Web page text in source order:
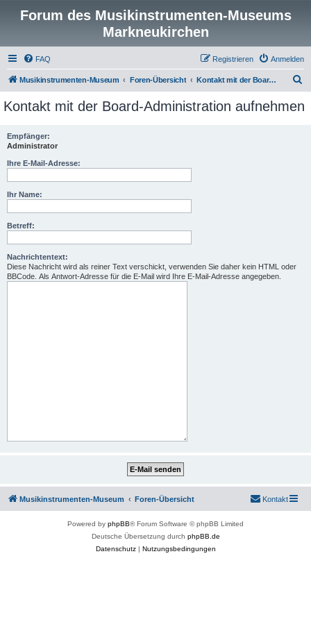
Forum des Musikinstrumenten-Museums
Markneukirchen
FAQ Anmelden
Registrieren
Musikinstrumenten-Museum Foren-Übersicht Kontakt mit der Board-Administration aufnehmen
c
Kontakt mit der Board-Administration aufnehmen
Empfänger:
Administrator
Ihre E-Mail-Adresse:
Ihr Name:
Betreff:
Nachrichtentext:
Diese Nachricht wird als reiner Text verschickt, verwenden Sie daher kein HTML oder
BBCode. Als Antwort-Adresse für die E-Mail wird Ihre E-Mail-Adresse angegeben.
Musikinstrumenten-Museum Foren-Übersicht Kontakt
Powered by phpBB® Forum Software © phpBB Limited
Deutsche Übersetzung durch phpBB.de
Datenschutz| Nutzungsbedingungen